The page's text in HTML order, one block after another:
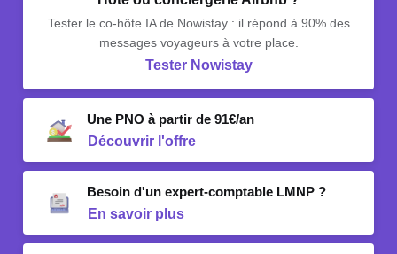
Tester le co-hôte IA de Nowistay : il répond à 90% des
messages voyageurs à votre place.
Tester Nowistay
Une PNO à partir de 91€/an
Découvrir l'offre
Besoin d'un expert-comptable LMNP ?
En savoir plus